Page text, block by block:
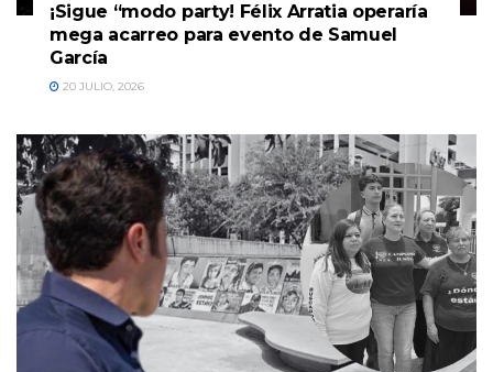
¡Sigue “modo party! Félix Arratia operaría
mega acarreo para evento de Samuel
García
20 JULIO, 2026